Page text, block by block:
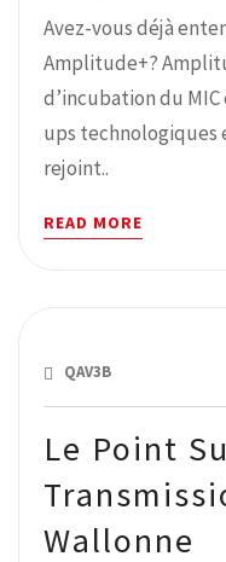
Avez-vous déjà
Amplitude+?
d’incubation du
ups technologiques
rejoint..
READ MORE
Le Point
Wallonne
QAV3B